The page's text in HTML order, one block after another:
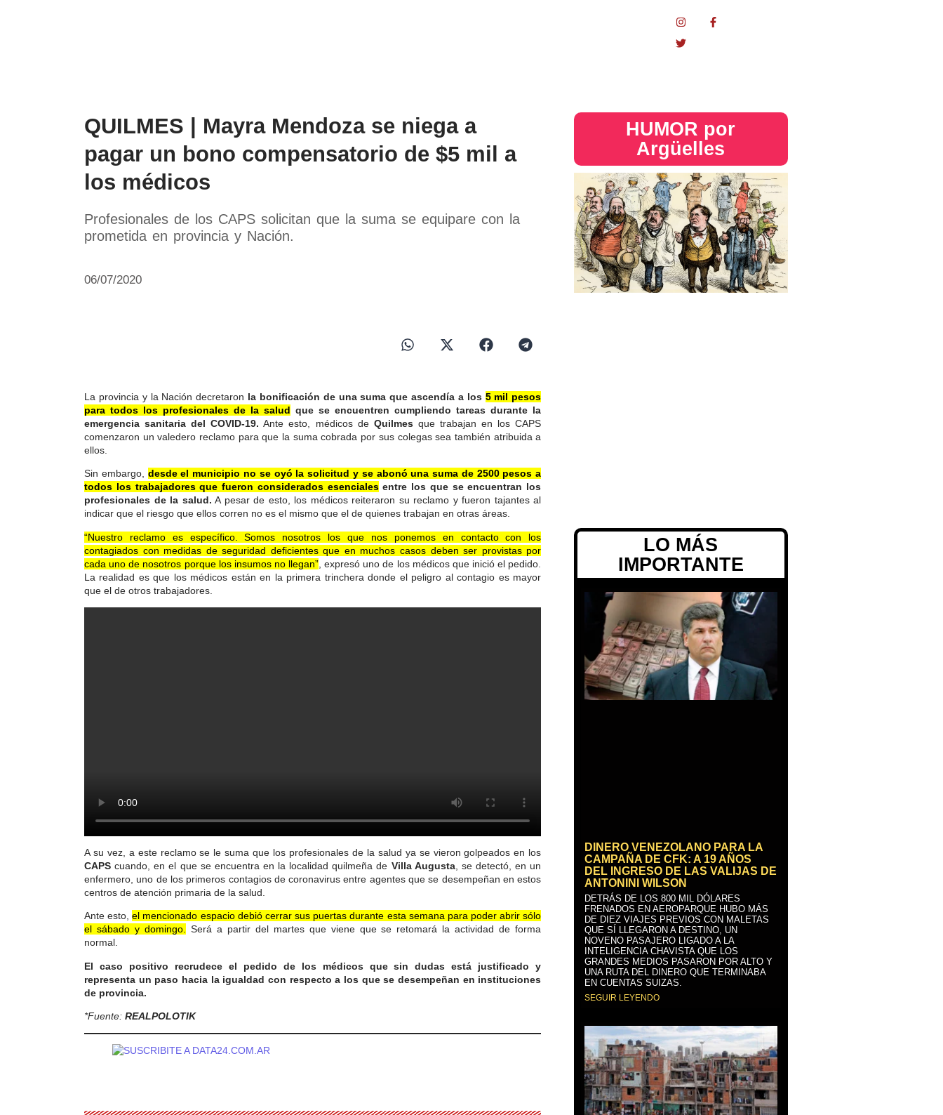
QUILMES | Mayra Mendoza se niega a
pagar un bono compensatorio de $5 mil a
los médicos
Profesionales de los CAPS solicitan que la suma se equipare con la
prometida en provincia y Nación.
06/07/2020
La provincia y la Nación decretaron la bonificación de una suma que ascendía a los 5 mil pesos
para todos los profesionales de la salud que se encuentren cumpliendo tareas durante la
emergencia sanitaria del COVID-19. Ante esto, médicos de Quilmes que trabajan en los CAPS
comenzaron un valedero reclamo para que la suma cobrada por sus colegas sea también atribuida a
ellos.
Sin embargo, desde el municipio no se oyó la solicitud y se abonó una suma de 2500 pesos a
todos los trabajadores que fueron considerados esencialesentre los que se encuentran los
profesionales de la salud. A pesar de esto, los médicos reiteraron su reclamo y fueron tajantes al
indicar que el riesgo que ellos corren no es el mismo que el de quienes trabajan en otras áreas.
“Nuestro reclamo es específico. Somos nosotros los que nos ponemos en contacto con los
contagiados con medidas de seguridad deficientes que en muchos casos deben ser provistas por
cada uno de nosotros porque los insumos no llegan” , expresó uno de los médicos que inició el pedido.
La realidad es que los médicos están en la primera trinchera donde el peligro al contagio es mayor
que el de otros trabajadores.
A su vez, a este reclamo se le suma que los profesionales de la salud ya se vieron golpeados en los
CAPScuando, en el que se encuentra en la localidad quilmeña de Villa Augusta, se detectó, en un
enfermero, uno de los primeros contagios de coronavirus entre agentes que se desempeñan en estos
centros de atención primaria de la salud.
Ante esto,el mencionado espacio debió cerrar sus puertas durante esta semana para poder abrir sólo
el sábado y domingo.
Será a partir del martes que viene que se retomará la actividad de forma
normal.
El caso positivo recrudece el pedido de los médicos que sin dudas está justificado y
representa un paso hacia la igualdad con respecto a los que se desempeñan en instituciones
de provincia.
*Fuente: REALPOLOTIK
HUMOR por
Argüelles​
LO MÁS
IMPORTANTE
DINERO VENEZOLANO PARA LA
CAMPAÑA DE CFK: A 19 AÑOS
DEL INGRESO DE LAS VALIJAS DE
ANTONINI WILSON
DETRÁS DE LOS 800 MIL DÓLARES
FRENADOS EN AEROPARQUE HUBO MÁS
DE DIEZ VIAJES PREVIOS CON MALETAS
QUE SÍ LLEGARON A DESTINO, UN
NOVENO PASAJERO LIGADO A LA
INTELIGENCIA CHAVISTA QUE LOS
GRANDES MEDIOS PASARON POR ALTO Y
UNA RUTA DEL DINERO QUE TERMINABA
EN CUENTAS SUIZAS.
SEGUIR LEYENDO